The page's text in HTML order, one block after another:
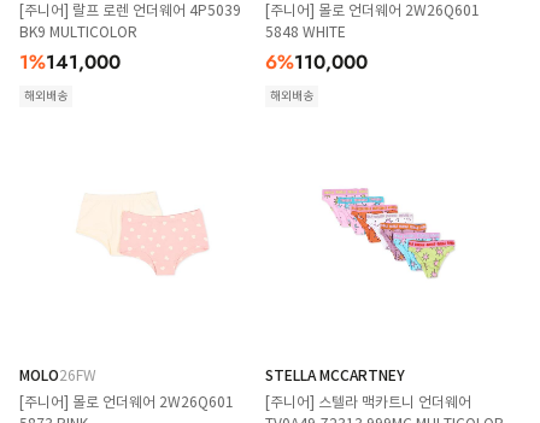
[주니어] 랄프 로렌 언더웨어 4P5039
BK9 MULTICOLOR
1%141,000
해외배송
[주니어] 몰로 언더웨어 2W26Q601
5848 WHITE
6%110,000
해외배송
MOLO26FW
[주니어] 몰로 언더웨어 2W26Q601
STELLA MCCARTNEY
[주니어] 스텔라 맥카트니 언더웨어